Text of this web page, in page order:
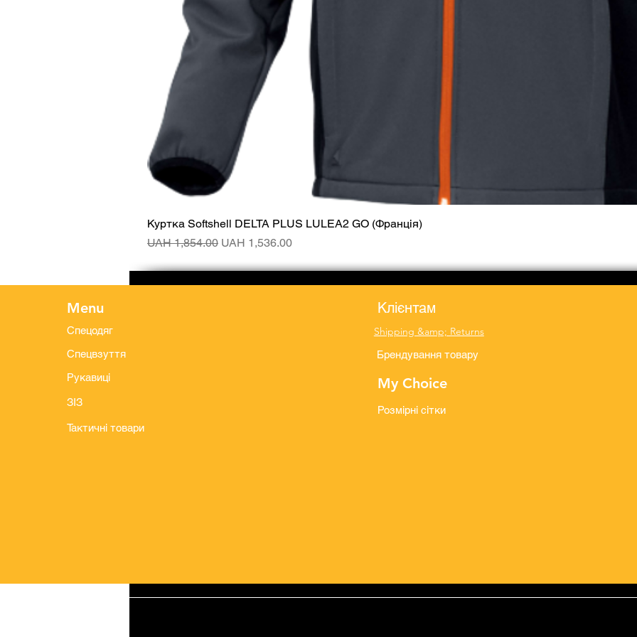
Куртка Softshell DELTA PLUS LULEA2 GO (Франція)
Regular Price
UAH 1,854.00 Sale Price
UAH 1,536.00
Menu
Спецодяг
Спецвзуття
Рукавиці
ЗІЗ
Тактичні товари
Клієнтам
Shipping &amp; Returns
Брендування товару
My Choice
Розмірні сітки